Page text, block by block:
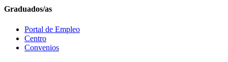
Graduados/as
Portal de Empleo
Centro
Convenios